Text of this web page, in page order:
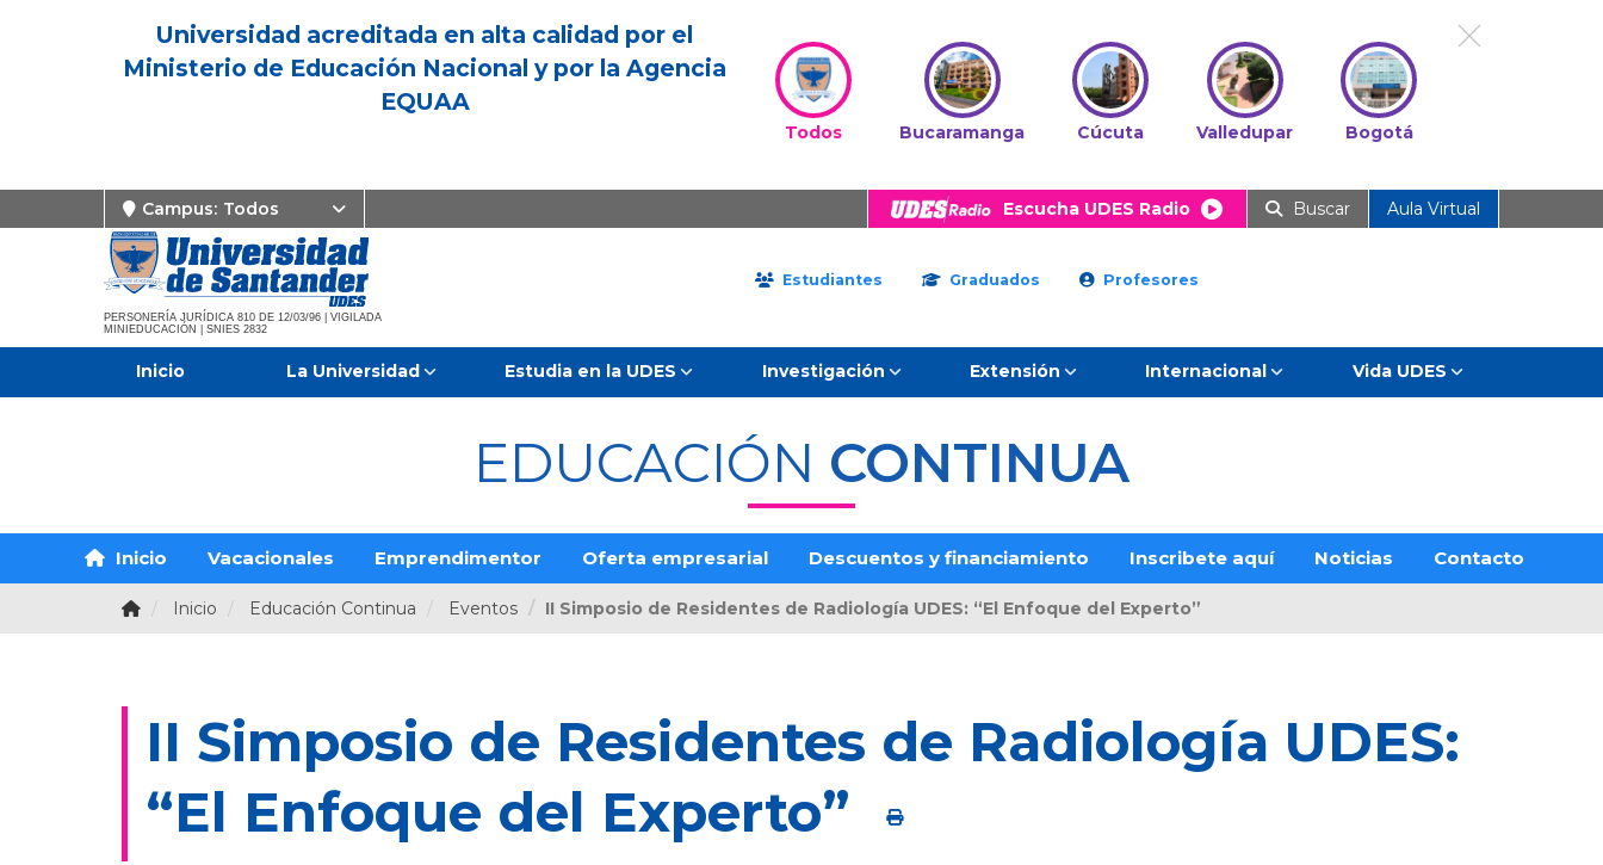
Universidad acreditada en alta calidad por el
Ministerio de Educación Nacional y por la Agencia
EQUAA
Todos Bucaramanga Cúcuta Valledupar Bogotá
Campus: Todos Escucha UDES Radio Buscar Aula Virtual
PERSONERÍA JURÍDICA 810 DE 12/03/96 | VIGILADA
MINIEDUCACIÓN | SNIES 2832
Estudiantes Graduados Profesores
Inicio La Universidad Estudia en la UDES Investigación Extensión Internacional Vida UDES
EDUCACIÓN CONTINUA
Inicio Vacacionales Emprendimentor Oferta empresarial Descuentos y financiamiento Inscribete aquí Noticias Contacto
Inicio Educación Continua Eventos ​​​II Simposio de Residentes de Radiología UDES: “El Enfoque del Experto”​
​​​II Simposio de Residentes de Radiología UDES:
“El Enfoque del Experto”​